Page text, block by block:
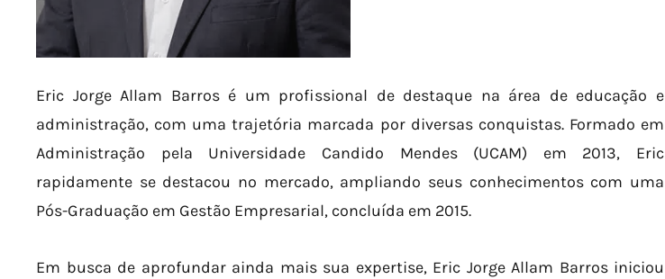
Eric Jorge Allam Barros é um profissional de destaque na área de educação e
administração, com uma trajetória marcada por diversas conquistas. Formado em
Administração pela Universidade Candido Mendes (UCAM) em 2013, Eric
rapidamente se destacou no mercado, ampliando seus conhecimentos com uma
Pós-Graduação em Gestão Empresarial, concluída em 2015.
Em busca de aprofundar ainda mais sua expertise, Eric Jorge Allam Barros iniciou